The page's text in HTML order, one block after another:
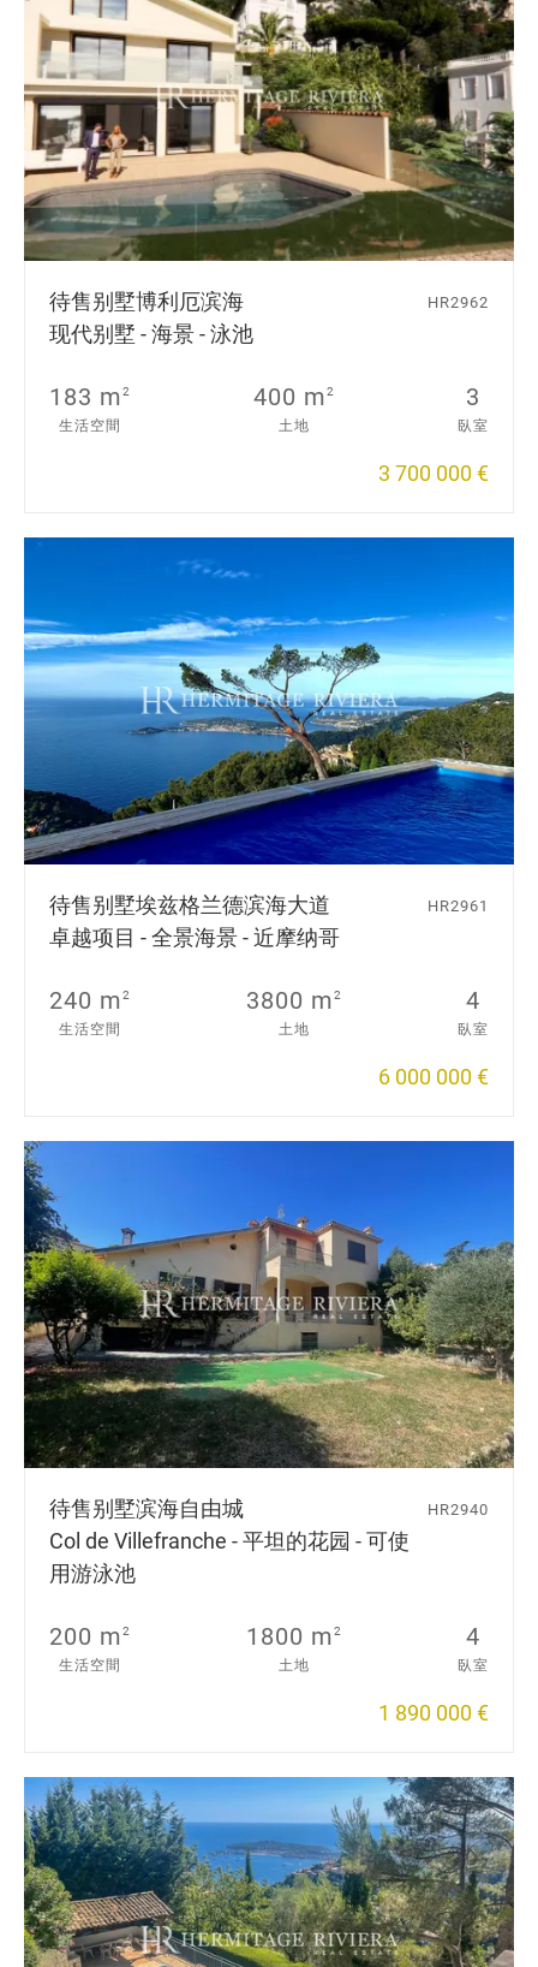
待售别墅博利厄滨海
现代别墅 - 海景 - 泳池
HR2962
183 m2
生活空間
400 m2
土地
3
臥室
3 700 000 €
待售别墅埃兹格兰德滨海大道
卓越项目 - 全景海景 - 近摩纳哥
HR2961
240 m2
生活空間
3800 m2
土地
4
臥室
6 000 000 €
待售别墅滨海自由城
Col de Villefranche - 平坦的花园 - 可使
用游泳池
HR2940
200 m2
生活空間
1800 m2
土地
4
臥室
1 890 000 €